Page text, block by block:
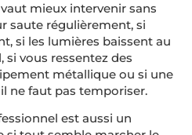
mieux intervenir sans
saute régulièrement, si
si les lumières baissent au
si vous ressentez des
métallique ou si une
ne faut pas temporiser.
est aussi un